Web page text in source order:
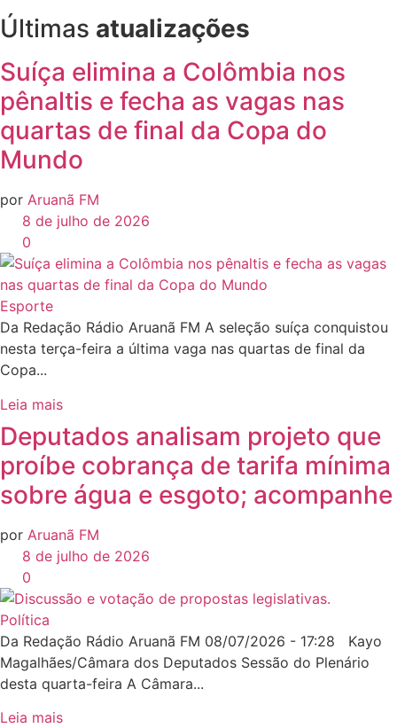
Últimas atualizações
Suíça elimina a Colômbia nos
pênaltis e fecha as vagas nas
quartas de final da Copa do
Mundo
por Aruanã FM
8 de julho de 2026
0
Esporte
Da Redação Rádio Aruanã FM A seleção suíça conquistou
nesta terça-feira a última vaga nas quartas de final da
Copa...
Leia mais
Deputados analisam projeto que
proíbe cobrança de tarifa mínima
sobre água e esgoto; acompanhe
por Aruanã FM
8 de julho de 2026
0
Política
Da Redação Rádio Aruanã FM 08/07/2026 - 17:28 Kayo
Magalhães/Câmara dos Deputados Sessão do Plenário
desta quarta-feira A Câmara...
Leia mais